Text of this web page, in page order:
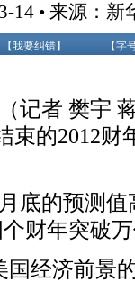
14 • 来源：新
【我要纠错】 【字
记者 樊宇
束的2012
底的预测
财年突破
国经济前景